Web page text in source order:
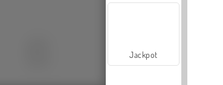
Jackpot